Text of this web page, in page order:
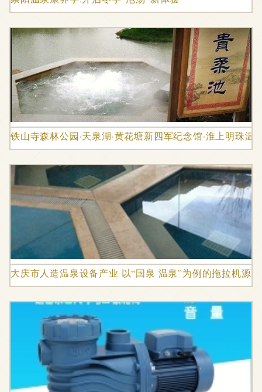
铁山寺森林公园·天泉湖·黄花塘新四军纪念馆·淮上明珠
大庆市人造温泉设备产业 以“国泉 温泉”为例的拖拉机源